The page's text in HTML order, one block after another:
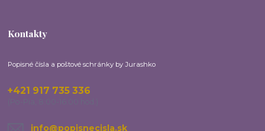
Kontakty
Popisné čísla a poštové schránky by Jurashko
+421 917 735 336
info@popisnecisla.sk